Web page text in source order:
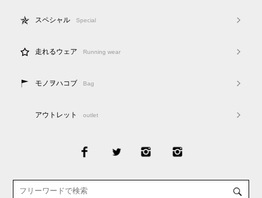
スペシャル Special
走れるウェア Running wear
モノヲハコブ Bag
アウトレット outlet